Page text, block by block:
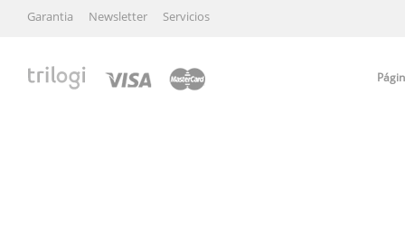
Garantia
Newsletter Servicios